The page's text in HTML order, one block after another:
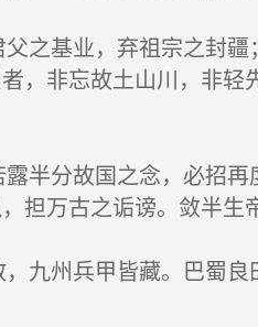
之基业，弃祖宗之封
，非忘故土山川，非
半分故国之念，必招
担万古之诟谤。敛半生
九州兵甲皆藏。巴蜀